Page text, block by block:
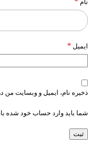
نام
ایمیل *
ذخیره نام، ایمیل و وبسایت من
شما باید وارد حساب خود شده